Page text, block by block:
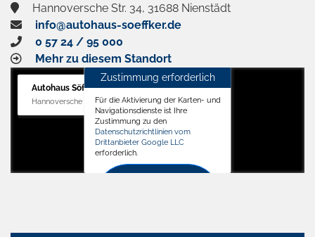
Hannoversche Str. 34, 31688 Nienstädt
info@autohaus-soeffker.de
0 57 24 / 95 000
Mehr zu diesem Standort
Autohaus Söffker GmbH
Hannoversche Str. 34, 31688 Nienstädt
Zustimmung erforderlich
Für die Aktivierung der Karten- und
Navigationsdienste ist Ihre
Zustimmung zu den
Datenschutzrichtlinien vom
Drittanbieter Google LLC
erforderlich.